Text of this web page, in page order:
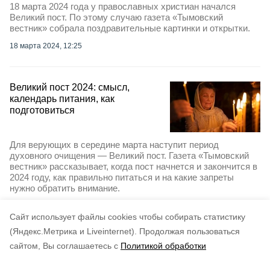
Cайт использует файлы cookies чтобы собирать статистику
(Яндекс.Метрика и Liveinternet).
Продолжая пользоваться
сайтом, Вы соглашаетесь с Политикой обработки
18 марта 2024 года у православных христиан начался
Великий пост. По этому случаю газета «Тымовский
вестник» собрала поздравительные картинки и открытки.
18 марта 2024, 12:25
Великий пост 2024: смысл,
календарь питания, как
подготовиться
Для верующих в середине марта наступит период
духовного очищения — Великий пост. Газета «Тымовский
вестник» рассказывает, когда пост начнется и закончится в
2024 году, как правильно питаться и на какие запреты
нужно обратить внимание.